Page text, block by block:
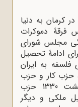
مظفر بقایی کرمانی در سال 1290 در کرمان به دنیا
فرقۀ دموکرات
مجلس شورای
در 18 سالگی برای ادامۀ تحصیل
به ایران
حزب کار و حزب
دموکرات ایران بود. بقایی در اردیبهشت 1330 حزب
ملکی و دیگر